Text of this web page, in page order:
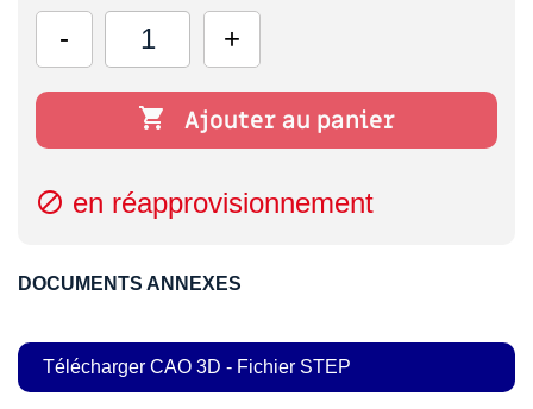
 Ajouter au panier
 en réapprovisionnement
DOCUMENTS ANNEXES
Télécharger CAO 3D - Fichier STEP